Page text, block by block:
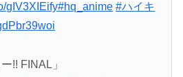
gIV3XIEify#hq_anime #ハイキ
!! FINAL」